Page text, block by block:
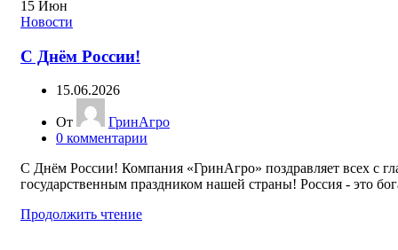
15 Июн
Новости
С Днём России!
15.06.2026
От
ГринАгро
0 комментарии
С Днём России! Компания «ГринАгро» поздравляет всех с
государственным праздником нашей страны! Россия - это
Продолжить чтение